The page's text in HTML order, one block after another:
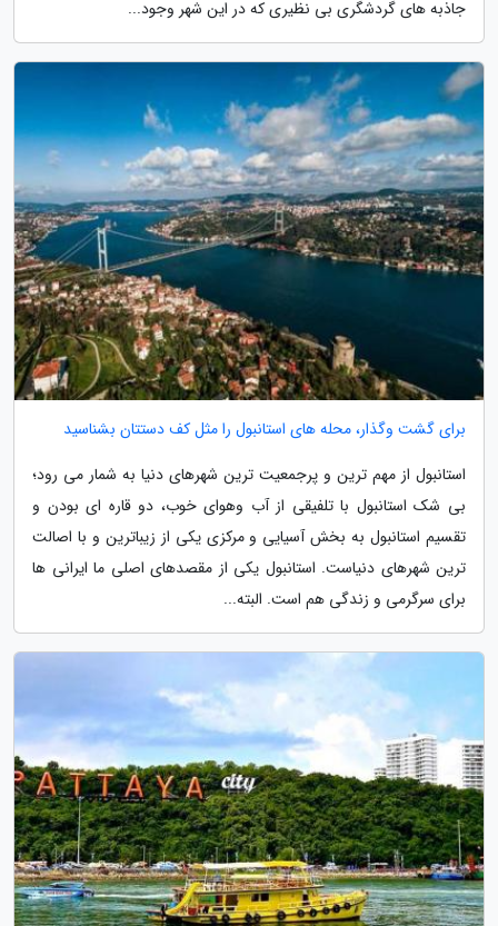
جاذبه های گردشگری بی نظیری که در این شهر وجود...
برای گشت وگذار، محله های استانبول را مثل کف دستتان بشناسید
استانبول از مهم ترین و پرجمعیت ترین شهرهای دنیا به شمار می رود؛
بی شک استانبول با تلفیقی از آب وهوای خوب، دو قاره ای بودن و
تقسیم استانبول به بخش آسیایی و مرکزی یکی از زیباترین و با اصالت
ترین شهرهای دنیاست. استانبول یکی از مقصدهای اصلی ما ایرانی ها
برای سرگرمی و زندگی هم است. البته...